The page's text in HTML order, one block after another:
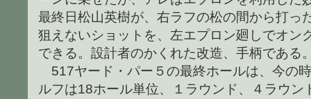
最終日松山英樹が、右ラフの松の間から打っ
狙えないショットを、左エプロン廻しでオン
できる。設計者のかくれた改造、手柄である
517ヤード・パー５の最終ホールは、今の
ルフは18ホール単位、１ラウンド、４ラウン